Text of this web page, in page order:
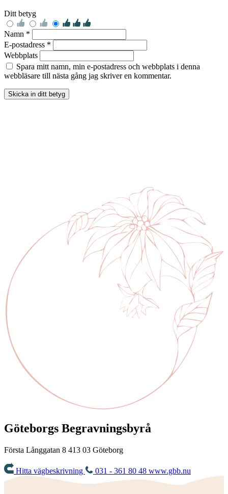
Ditt betyg
Namn *
E-postadress *
Webbplats
Spara mitt namn, min e-postadress och webbplats i denna
webbläsare till nästa gång jag skriver en kommentar.
Göteborgs Begravningsbyrå
Första Långgatan 8 413 03 Göteborg
Hitta vägbeskrivning 031 - 361 80 48 www.gbb.nu